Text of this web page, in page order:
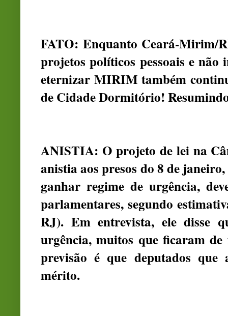
FATO: Enquanto Ceará-Mirim/
projetos políticos pessoais e não
eternizar MIRIM também
de Cidade Dormitório!
ANISTIA: O projeto de lei na
anistia aos presos do 8 de
ganhar regime de urgência,
parlamentares, segundo
RJ). Em entrevista, ele disse
urgência, muitos que ficaram
previsão é que deputados
mérito.